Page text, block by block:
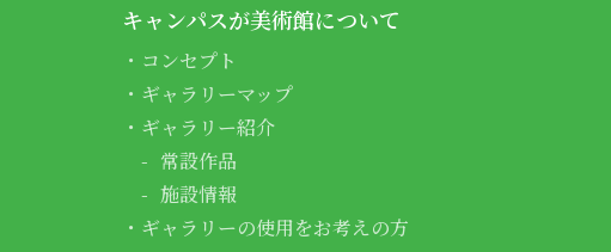
キャンパスが美術館について
コンセプト
ギャラリーマップ
ギャラリー紹介
常設作品
施設情報
ギャラリーの使用をお考えの方